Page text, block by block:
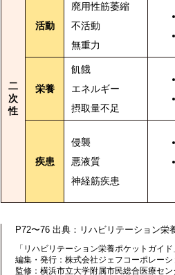
二
次
性
活動
廃用性筋萎縮
不活動
無重力
栄養
飢餓
エネルギー
摂取量不足
疾患
侵襲
悪液質
神経筋疾患
P72〜76 出典：リハビリテーション栄
「リハビリテーション栄養ポケットガイド
編集・発行：株式会社ジェフコーポレーシ
監修：横浜市立大学附属市民総合医療セ